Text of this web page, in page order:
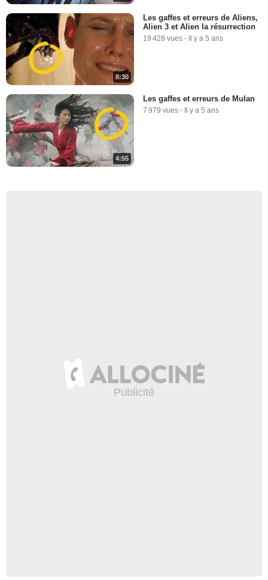
8:30
Les gaffes et erreurs de Aliens,
Alien 3 et Alien la résurrection
19 428 vues - Il y a 5 ans
4:55
Les gaffes et erreurs de Mulan
7 979 vues - Il y a 5 ans